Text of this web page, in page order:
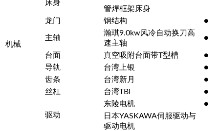
机械
床身
管焊框架床身
龙门
钢结构 ●
主轴
瀚琪9.0kw风冷自动换刀高
速主轴
●
台面 真空吸附台面带T型槽
●
导轨
台湾上银
●
齿条
台湾新月
●
丝杠
台湾TBI ●
驱动
东陵电机
●
日本YASKAWA伺服驱动与
驱动电机